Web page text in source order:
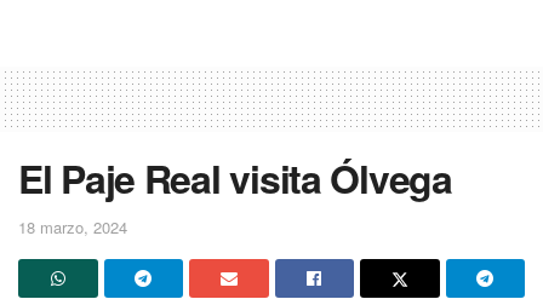
El Paje Real visita Ólvega
18 marzo, 2024